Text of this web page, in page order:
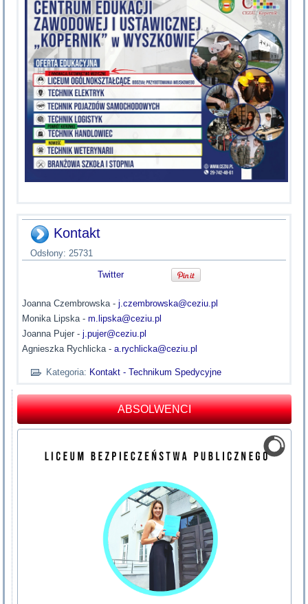
Kontakt
Odsłony: 25731
Twitter
Joanna Czembrowska -j.czembrowska@ceziu.pl
Monika Lipska -m.lipska@ceziu.pl
Joanna Pujer -j.pujer@ceziu.pl
Agnieszka Rychlicka -a.rychlicka@ceziu.pl
Kategoria: Kontakt - Technikum Spedycyjne
ABSOLWENCI